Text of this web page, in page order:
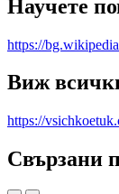
Научете
https://
Виж
https://
Свързани